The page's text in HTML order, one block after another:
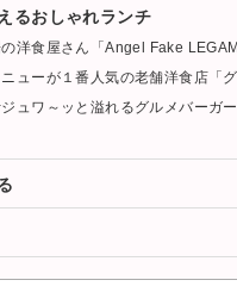
るおしゃれランチ
の洋食屋さん「Angel Fake
ューが１番人気の老舗洋食店「グ
ュワ～ッと溢れるグルメバーガ